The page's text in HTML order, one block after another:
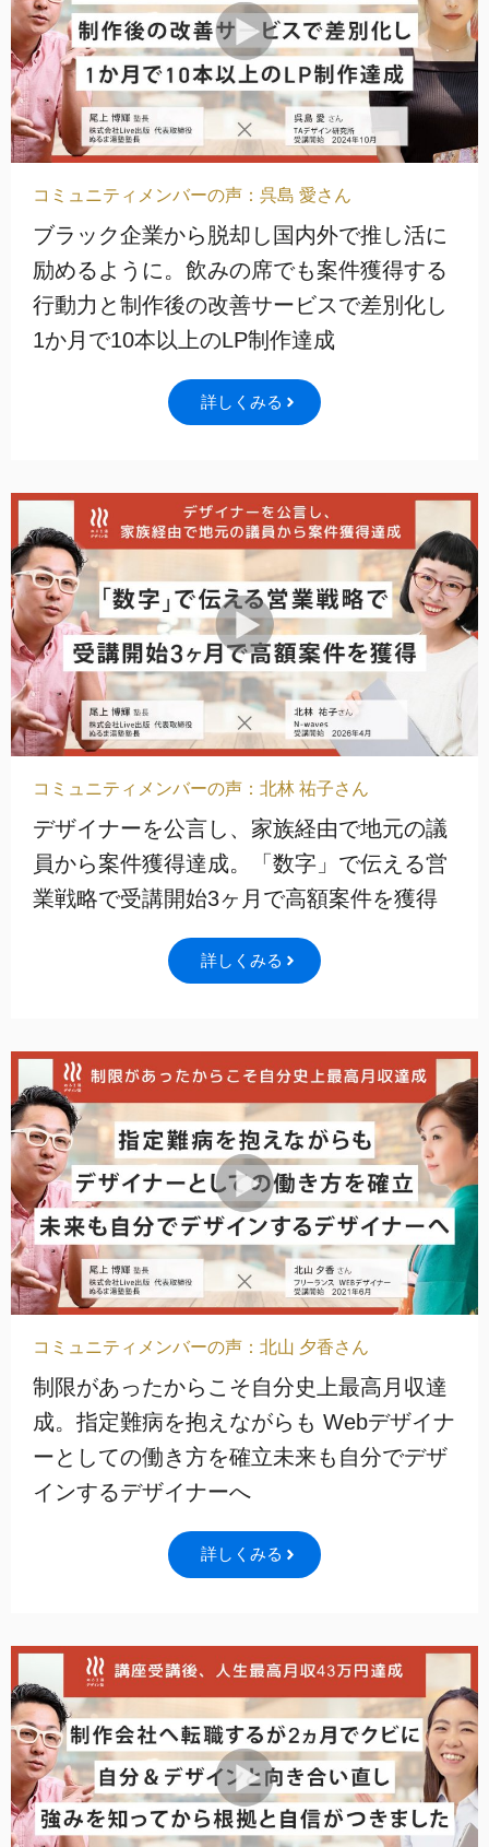
コミュニティメンバーの声：呉島 愛さん
ブラック企業から脱却し国内外で推し活に
励めるように。飲みの席でも案件獲得する
行動力と制作後の改善サービスで差別化し
1か月で10本以上のLP制作達成
詳しくみる
コミュニティメンバーの声：北林 祐子さん
デザイナーを公言し、家族経由で地元の議
員から案件獲得達成。「数字」で伝える営
業戦略で受講開始3ヶ月で高額案件を獲得
詳しくみる
コミュニティメンバーの声：北山 夕香さん
制限があったからこそ自分史上最高月収達
成。指定難病を抱えながらも Webデザイナ
ーとしての働き方を確立未来も自分でデザ
インするデザイナーへ
詳しくみる